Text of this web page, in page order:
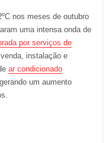
nos meses de outubro
uma intensa onda de
por serviços de
instalação e
ar condicionado
um aumento